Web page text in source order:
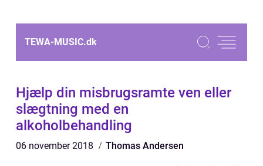
TEWA-MUSIC.dk
Hjælp din misbrugsramte ven eller
slægtning med en
alkoholbehandling
06 november 2018 Thomas Andersen